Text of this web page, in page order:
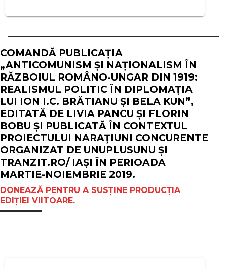
COMANDĂ PUBLICAȚIA
„ANTICOMUNISM ȘI NAȚIONALISM ÎN
RĂZBOIUL ROMÂNO-UNGAR DIN 1919:
REALISMUL POLITIC ÎN DIPLOMAȚIA
LUI ION I.C. BRĂTIANU ȘI BELA KUN”,
EDITATĂ DE LIVIA PANCU ȘI FLORIN
BOBU ȘI PUBLICATĂ ÎN CONTEXTUL
PROIECTULUI NARAŢIUNI CONCURENTE
ORGANIZAT DE UNUPLUSUNU ȘI
TRANZIT.RO/ IAȘI ÎN PERIOADA
MARTIE-NOIEMBRIE 2019.
DONEAZĂ PENTRU A SUSȚINE PRODUCȚIA
EDIȚIEI VIITOARE.